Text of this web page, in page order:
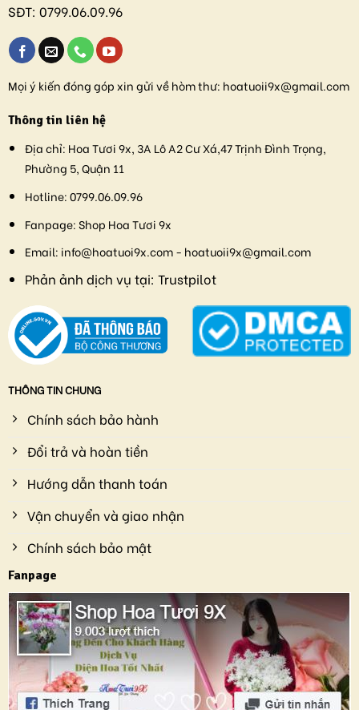
SĐT: 0799.06.09.96
Mọi ý kiến đóng góp xin gửi về hòm thư: hoatuoii9x@gmail.com
Thông tin liên hệ
Địa chỉ: Hoa Tươi 9x, 3A Lô A2 Cư Xá,47 Trịnh Đình Trọng,
Phường 5, Quận 11
Hotline:0799.06.09.96
Fanpage:Shop Hoa Tươi 9x
Email: info@hoatuoi9x.com - hoatuoii9x@gmail.com
Phản ảnh dịch vụ tại: Trustpilot
THÔNG TIN CHUNG
Chính sách bảo hành
Đổi trả và hoàn tiền
Hướng dẫn thanh toán
Vận chuyển và giao nhận
Chính sách bảo mật
Fanpage